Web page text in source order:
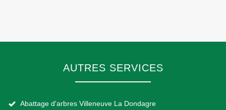
AUTRES SERVICES
Abattage d'arbres Villeneuve La Dondagre